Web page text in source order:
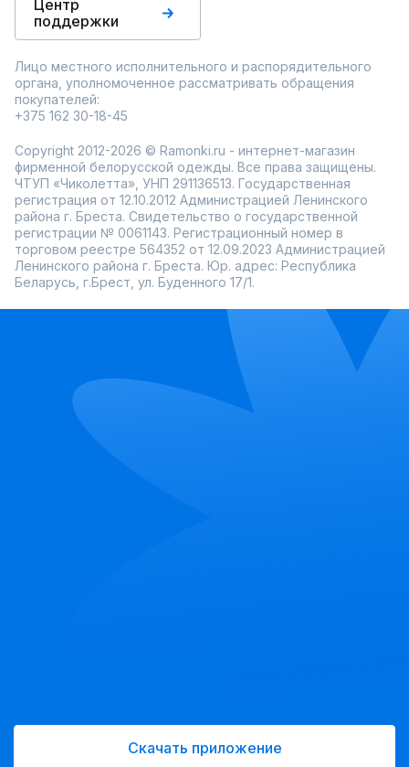
Центр
поддержки
Лицо местного исполнительного и распорядительного
органа, уполномоченное рассматривать обращения
покупателей:
+375 162 30-18-45
Copyright 2012-2026 © Ramonki.ru - интернет-магазин
фирменной белорусской одежды. Все права защищены.
ЧТУП «Чиколетта», УНП 291136513. Государственная
регистрация от 12.10.2012 Администрацией Ленинского
района г. Бреста. Свидетельство о государственной
регистрации № 0061143. Регистрационный номер в
торговом реестре 564352 от 12.09.2023 Администрацией
Ленинского района г. Бреста. Юр. адрес: Республика
Беларусь, г.Брест, ул. Буденного 17/1.
Скачать приложение